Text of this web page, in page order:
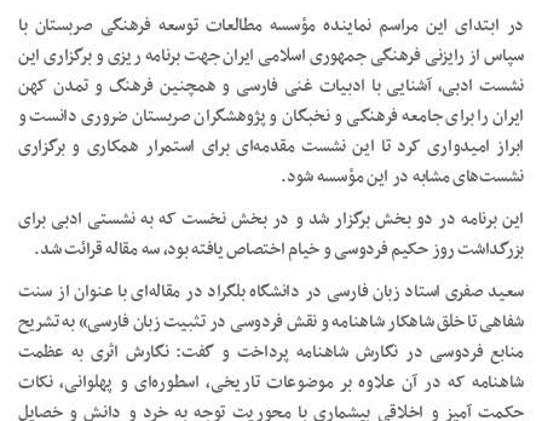
در ابتدای این مراسم نماینده مؤسسه مطالعات توسعه فرهنگی صربستان با
سپاس از رایزنی فرهنگی جمهوری اسلامی ایران جهت برنامه ریزی و برگزاری این
نشست ادبی، آشنایی با ادبیات غنی فارسی و همچنین فرهنگ و تمدن کهن
ایران را برای جامعه فرهنگی و نخبگان و پژوهشگران صربستان ضروری دانست و
ابراز امیدواری کرد تا این نشست مقدمه‌ای برای استمرار همکاری و برگزاری
نشست‌های مشابه در این مؤسسه شود.
این برنامه در دو بخش برگزار شد و در بخش نخست که به نشستی ادبی برای
بزرگداشت روز حکیم فردوسی و خیام اختصاص یافته بود، سه مقاله قرائت شد.
سعید صفری استاد زبان فارسی در دانشگاه بلگراد در مقاله‌ای با عنوان از سنت
شفاهی تا خلق شاهکار شاهنامه و نقش فردوسی در تثبیت زبان فارسی» به تشریح
منابع فردوسی در نگارش شاهنامه پرداخت و گفت: نگارش اثری به عظمت
شاهنامه که در آن علاوه بر موضوعات تاریخی، اسطوره‌ای و پهلوانی، نکات
حکمت آمیز و اخلاقی بیشماری با محوریت توجه به خرد و دانش و خصایل